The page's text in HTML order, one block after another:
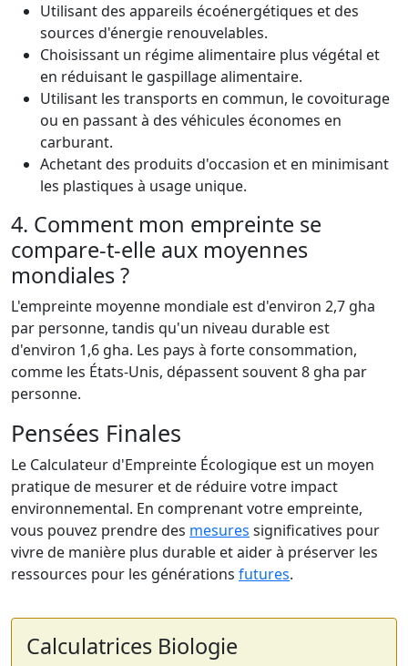
Utilisant des appareils écoénergétiques et des
sources d'énergie renouvelables.
Choisissant un régime alimentaire plus végétal et
en réduisant le gaspillage alimentaire.
Utilisant les transports en commun, le covoiturage
ou en passant à des véhicules économes en
carburant.
Achetant des produits d'occasion et en minimisant
les plastiques à usage unique.
4. Comment mon empreinte se
compare-t-elle aux moyennes
mondiales ?
L'empreinte moyenne mondiale est d'environ 2,7 gha
par personne, tandis qu'un niveau durable est
d'environ 1,6 gha. Les pays à forte consommation,
comme les États-Unis, dépassent souvent 8 gha par
personne.
Pensées Finales
Le Calculateur d'Empreinte Écologique est un moyen
pratique de mesurer et de réduire votre impact
environnemental. En comprenant votre empreinte,
vous pouvez prendre des mesures significatives pour
vivre de manière plus durable et aider à préserver les
ressources pour les générations futures.
Calculatrices Biologie